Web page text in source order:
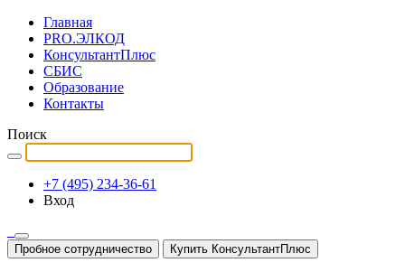
Главная
PRO.ЭЛКОД
КонсультантПлюс
СБИС
Образование
Контакты
Поиск
+7 (495) 234-36-61
Вход
Пробное сотрудничество Купить КонсультантПлюс